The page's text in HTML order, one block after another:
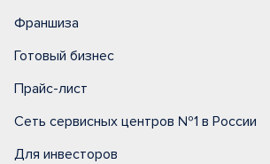
Франшиза
Готовый бизнес
Прайс-лист
Сеть сервисных центров №1 в России
Для инвесторов